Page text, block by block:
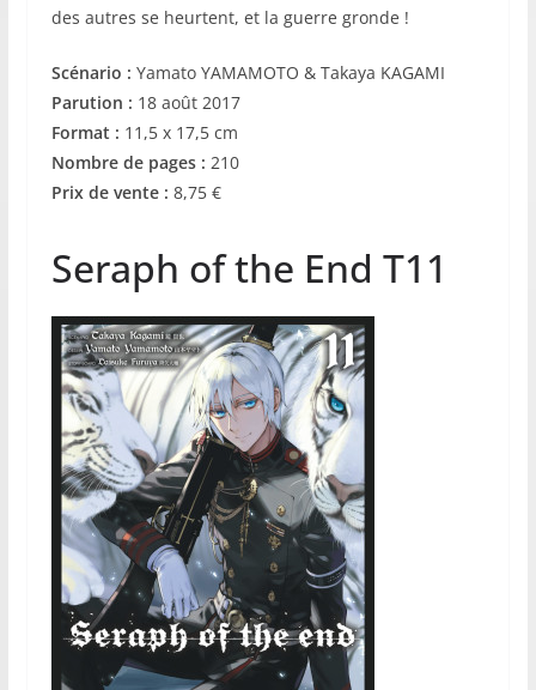
des autres se heurtent, et la guerre gronde !
Scénario : Yamato YAMAMOTO & Takaya KAGAMI
Parution : 18 août 2017
Format : 11,5 x 17,5 cm
Nombre de pages : 210
Prix de vente : 8,75 €
Seraph of the End T11